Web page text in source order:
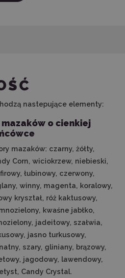
nastepujące elementy:
mazaków o cienkiej
mazaków: czarny, żółty,
Corn, wiciokrzew, niebieski,
łubinowy, czerwony,
winny, magenta, koralowy,
kryształ, róż kaktusowy,
kwaśne jabłko,
jadeitowy, szałwia,
jasno turkusowy,
szary, gliniany, brązowy,
jagodowy, lawendowy,
Candy Crystal.